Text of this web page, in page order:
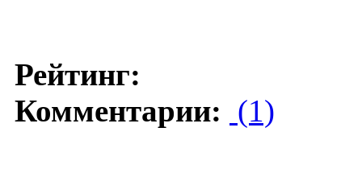
Рейтинг:
Комментарии: (1)